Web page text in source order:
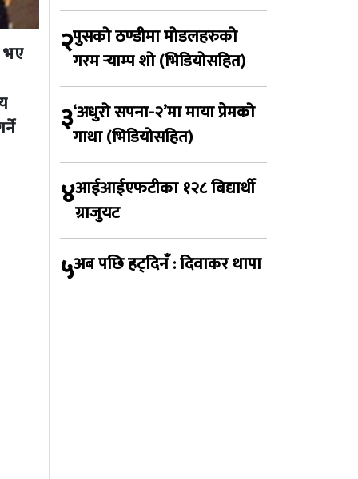
भए
२पुसको ठण्डीमा मोडलहरुको
गरम र्‍याम्प शो (भिडियोसहित)
३‘अधुरो सपना-२’मा माया प्रेमको
गाथा (भिडियोसहित)
४आईआईएफटीका १२८ बिद्यार्थी
ग्राजुयट
५अब पछि हट्दिनँ : दिवाकर थापा